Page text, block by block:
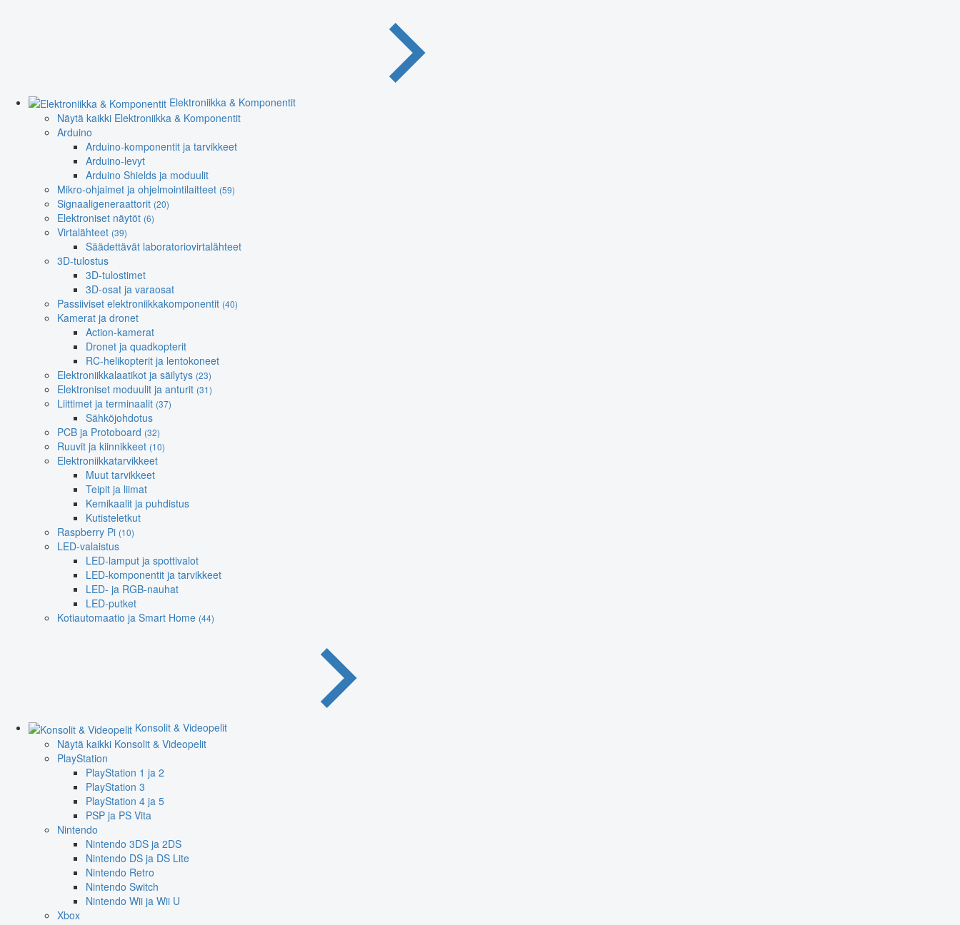
Elektroniikka & Komponentit
Näytä kaikki Elektroniikka & Komponentit
Arduino
Arduino-komponentit ja tarvikkeet
Arduino-levyt
Arduino Shields ja moduulit
Mikro-ohjaimet ja ohjelmointilaitteet (59)
Signaaligeneraattorit (20)
Elektroniset näytöt (6)
Virtalähteet (39)
Säädettävät laboratoriovirtalähteet
3D-tulostus
3D-tulostimet
3D-osat ja varaosat
Passiiviset elektroniikkakomponentit (40)
Kamerat ja dronet
Action-kamerat
Dronet ja quadkopterit
RC-helikopterit ja lentokoneet
Elektroniikkalaatikot ja säilytys (23)
Elektroniset moduulit ja anturit (31)
Liittimet ja terminaalit (37)
Sähköjohdotus
PCB ja Protoboard (32)
Ruuvit ja kiinnikkeet (10)
Elektroniikkatarvikkeet
Muut tarvikkeet
Teipit ja liimat
Kemikaalit ja puhdistus
Kutisteletkut
Raspberry Pi (10)
LED-valaistus
LED-lamput ja spottivalot
LED-komponentit ja tarvikkeet
LED- ja RGB-nauhat
LED-putket
Kotiautomaatio ja Smart Home (44)
Konsolit & Videopelit
Näytä kaikki Konsolit & Videopelit
PlayStation
PlayStation 1 ja 2
PlayStation 3
PlayStation 4 ja 5
PSP ja PS Vita
Nintendo
Nintendo 3DS ja 2DS
Nintendo DS ja DS Lite
Nintendo Retro
Nintendo Switch
Nintendo Wii ja Wii U
Xbox